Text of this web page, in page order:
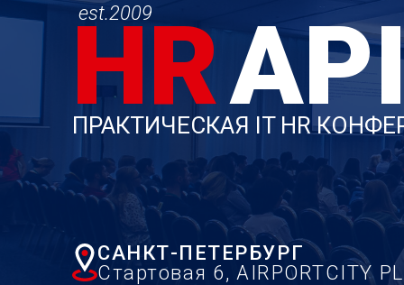
est.2009
HR
ПРАКТИЧЕСКАЯ IT HR
САНКТ-ПЕТЕРБУРГ
Стартовая 6, AIRPORTCITY